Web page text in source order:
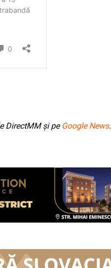
DirectMM și pe Google News.